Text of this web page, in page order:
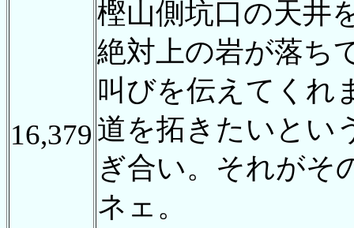
16,379
樫山側坑口の天井
絶対上の岩が落ち
叫びを伝えてくれ
道を拓きたいとい
ぎ合い。それが
ネェ。